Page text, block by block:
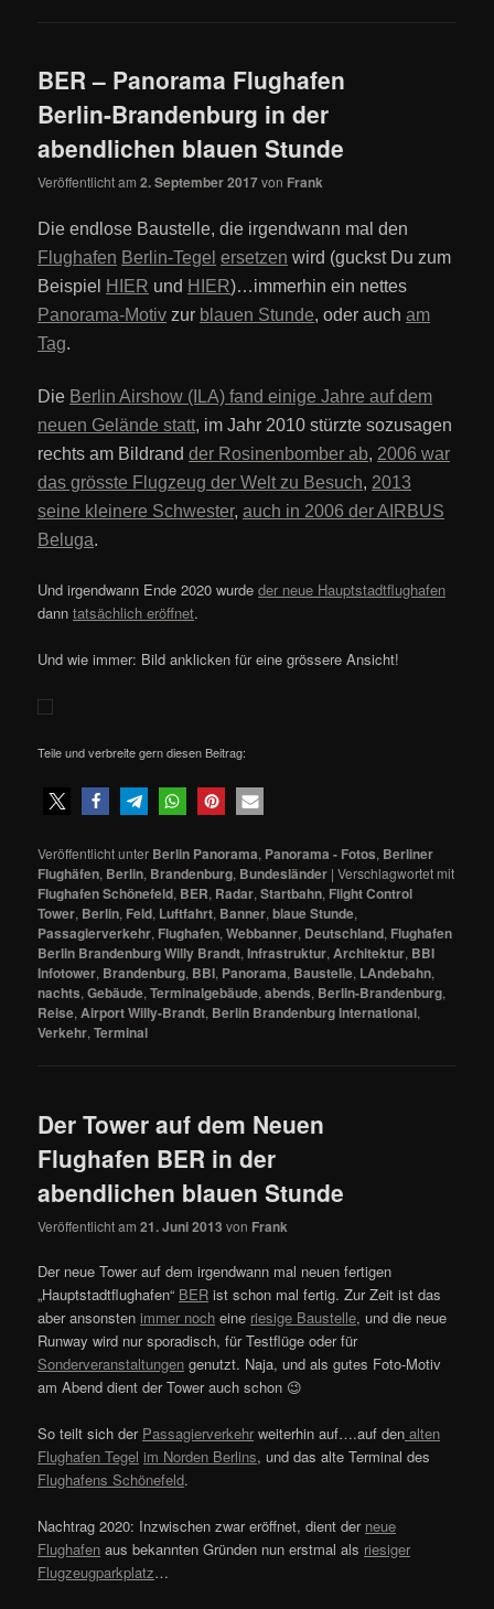
BER – Panorama Flughafen
Berlin-Brandenburg in der
abendlichen blauen Stunde
Veröffentlicht am2. September 2017von Frank
Die endlose Baustelle, die irgendwann mal den
Flughafen Berlin-Tegel ersetzen wird (guckst Du zum
Beispiel HIER und HIER)…immerhin ein nettes
Panorama-Motiv zur blauen Stunde, oder aucham
Tag.
Die Berlin Airshow (ILA) fand einige Jahre auf dem
neuen Gelände statt, im Jahr 2010 stürzte sozusagen
rechts am Bildrandder Rosinenbomber ab, 2006 war
das grösste Flugzeug der Welt zu Besuch, 2013
seine kleinere Schwester,auch in 2006 der AIRBUS
Beluga.
Und irgendwann Ende 2020 wurdeder neue Hauptstadtflughafen
danntatsächlich eröffnet.
Und wie immer: Bild anklicken für eine grössere Ansicht!
Teile und verbreite gern diesen Beitrag:
Veröffentlicht unter Berlin Panorama, Panorama - Fotos, Berliner
Flughäfen, Berlin, Brandenburg, Bundesländer |Verschlagwortet mit
Flughafen Schönefeld, BER, Radar,Startbahn, Flight Control
Tower, Berlin, Feld, Luftfahrt, Banner,blaue Stunde,
Passagierverkehr, Flughafen,Webbanner, Deutschland, Flughafen
Berlin Brandenburg Willy Brandt,Infrastruktur, Architektur, BBI
Infotower, Brandenburg, BBI, Panorama, Baustelle, LAndebahn,
nachts,Gebäude,Terminalgebäude,abends, Berlin-Brandenburg,
Reise, Airport Willy-Brandt, Berlin Brandenburg International,
Verkehr,Terminal
Der Tower auf dem Neuen
Flughafen BER in der
abendlichen blauen Stunde
Veröffentlicht am21. Juni 2013 von Frank
Der neue Tower auf dem irgendwann mal neuen fertigen
„Hauptstadtflughafen“ BER ist schon mal fertig. Zur Zeit ist das
aber ansonstenimmer noch eine riesige Baustelle, und die neue
Runway wird nur sporadisch, für Testflüge oder für
Sonderveranstaltungen genutzt. Naja, und als gutes Foto-Motiv
am Abend dient der Tower auch schon 😉
So teilt sich der Passagierverkehr weiterhin auf….auf den alten
Flughafen Tegel im Norden Berlins, und das alte Terminal des
Flughafens Schönefeld.
Nachtrag 2020: Inzwischen zwar eröffnet, dient der neue
Flughafen aus bekannten Gründen nun erstmal als riesiger
Flugzeugparkplatz…